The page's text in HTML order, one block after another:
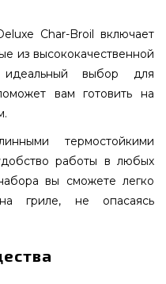
Char-Broil включает
из высококачественной
выбор для
вам готовить на
термостойкими
работы в любых
вы сможете легко
гриле, не опасаясь